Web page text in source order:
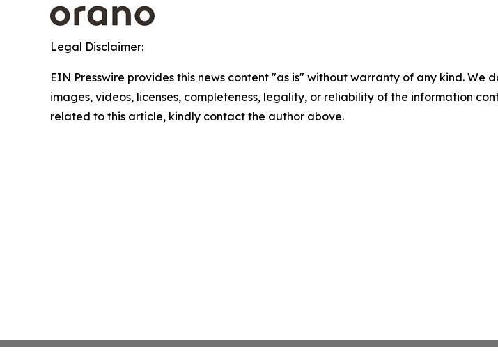
Legal Disclaimer:
EIN Presswire provides this news content "as is" without warranty of any kind.
images, videos, licenses, completeness, legality, or reliability of the information
related to this article, kindly contact the author above.